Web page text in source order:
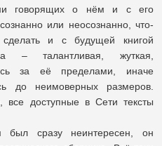
говорящих о нём и с его
или неосознанно, что-
сделать и с будущей книгой
– талантливая, жуткая,
за её пределами, иначе
до неимоверных размеров.
все доступные в Сети тексты
был сразу неинтересен, он